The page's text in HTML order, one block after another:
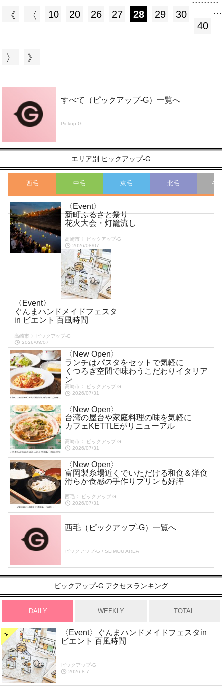
《 〈
10
20
26
27 28 29 30
40
...
〉 》
すべて（ピックアップ-G）一覧へ
Pickup-G
エリア別 ピックアップ-G
西毛 中毛 東毛 北毛 そ
〈Event〉
新町ふるさと祭り
花火大会・灯籠流し
高崎市 〉ピックアップ-G
2026/08/07
〈Event〉
ぐんまハンドメイドフェスタ
in ビエント 百風時間
高崎市 〉ピックアップ-G
2026/08/07
〈New Open〉
ランチはパスタをセットで気軽に
くつろぎ空間で味わうこだわりイタリア
ン
高崎市 〉ピックアップ-G
2026/07/31
〈New Open〉
台湾の屋台や家庭料理の味を気軽に
カフェKETTLEがリニューアル
高崎市 〉ピックアップ-G
2026/07/31
〈New Open〉
富岡製糸場近くでいただける和食＆洋食
滑らか食感の手作りプリンも好評
西毛 〉ピックアップ-G
2026/07/31
西毛（ピックアップ-G）一覧へ
ピックアップ-G / SEIMOU AREA
ピックアップ-G アクセスランキング
DAILY WEEKLY TOTAL
〈Event〉ぐんまハンドメイドフェスタin
ビエント 百風時間
ピックアップ-G
2026.8.7